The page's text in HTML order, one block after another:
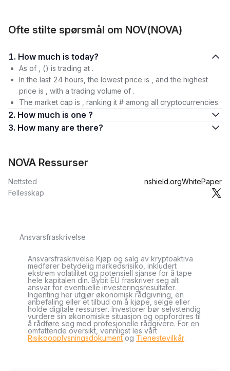
Ofte stilte spørsmål om NOV(NOVA)
1. How much is today?
As of , () is trading at .
In the last 24 hours, the lowest price is , and the highest
price is , with a trading volume of .
The market cap is , ranking it # among all cryptocurrencies.
2. How much is one ?
3. How many are there?
NOVA Ressurser
Nettsted nshield.orgWhitePaper
Fellesskap
Ansvarsfraskrivelse
Ansvarsfraskrivelse Kjøp og salg av kryptoaktiva
medfører betydelig markedsrisiko, inkludert
ekstrem volatilitet og potensiell sjanse for å tape
hele kapitalen din. Bybit EU fraskriver seg alt
ansvar for eventuelle investeringsresultater.
Ingenting her utgjør økonomisk rådgivning, en
anbefaling eller et tilbud om å kjøpe, selge eller
holde digitale ressurser. Investorer bør selvstendig
vurdere sin økonomiske situasjon og oppfordres til
å rådføre seg med profesjonelle rådgivere. For en
omfattende oversikt, vennligst les vårt
Risikoopplysningsdokumentog Tjenestevilkår.